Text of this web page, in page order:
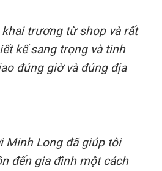
khai trương từ shop và rất
kế sang trọng và tinh
đúng giờ và đúng địa
Minh Long đã giúp tôi
đến gia đình một cách